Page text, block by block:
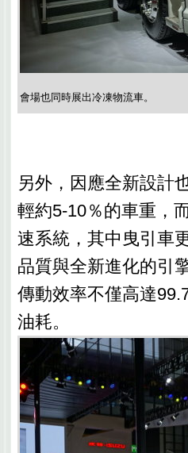
會場也同時展出冷凍物流車。
另外，因應全新設計
輕約5-10％的車重，
速系統，其中曳引車
品質與全新進化的引
傳動效率不僅高達
油耗。